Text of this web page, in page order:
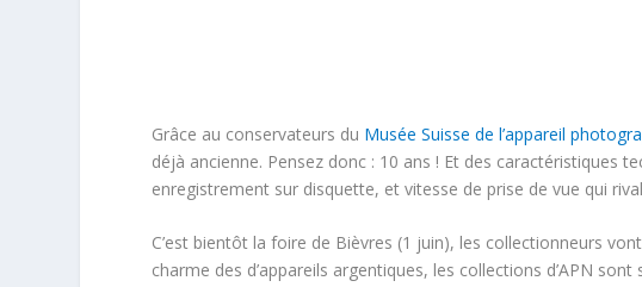
Grâce au conservateurs du Musée Suisse de l’appareil
déjà ancienne. Pensez donc : 10 ans ! Et des caractéristiques
enregistrement sur disquette, et vitesse de prise de vue qui
C’est bientôt la foire de Bièvres (1 juin), les collectionneurs
charme des d’appareils argentiques, les collections d’APN